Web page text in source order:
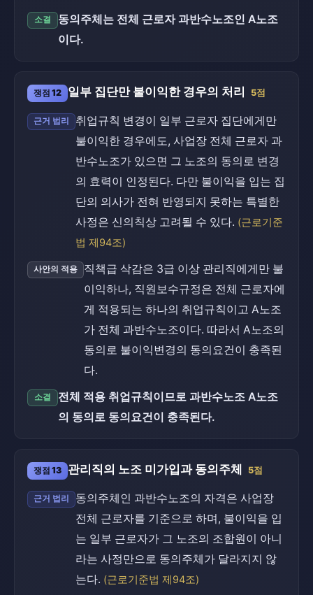
소결
동의주체는 전체 근로자 과반수노조인 A노조
이다.
쟁점 12 일부 집단만 불이익한 경우의 처리 5점
근거 법리
취업규칙 변경이 일부 근로자 집단에게만
불이익한 경우에도, 사업장 전체 근로자 과
반수노조가 있으면 그 노조의 동의로 변경
의 효력이 인정된다. 다만 불이익을 입는 집
단의 의사가 전혀 반영되지 못하는 특별한
사정은 신의칙상 고려될 수 있다. (근로기준
법 제94조)
사안의 적용
직책급 삭감은 3급 이상 관리직에게만 불
이익하나, 직원보수규정은 전체 근로자에
게 적용되는 하나의 취업규칙이고 A노조
가 전체 과반수노조이다. 따라서 A노조의
동의로 불이익변경의 동의요건이 충족된
다.
소결
전체 적용 취업규칙이므로 과반수노조 A노조
의 동의로 동의요건이 충족된다.
쟁점 13 관리직의 노조 미가입과 동의주체 5점
근거 법리
동의주체인 과반수노조의 자격은 사업장
전체 근로자를 기준으로 하며, 불이익을 입
는 일부 근로자가 그 노조의 조합원이 아니
라는 사정만으로 동의주체가 달라지지 않
는다. (근로기준법 제94조)